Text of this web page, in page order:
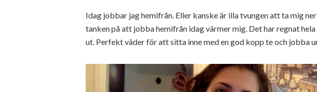
Idag jobbar jag hemifrån. Eller kanske är illa tvungen att ta mig
tanken på att jobba hemifrån idag värmer mig. Det har regnat
ut. Perfekt väder för att sitta inne med en god kopp te och jobba